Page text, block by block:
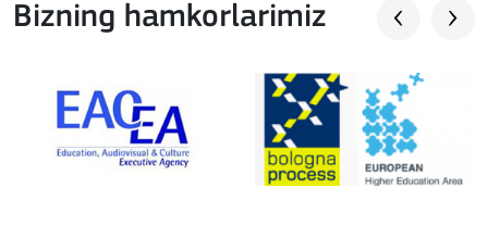
Bizning hamkorlarimiz